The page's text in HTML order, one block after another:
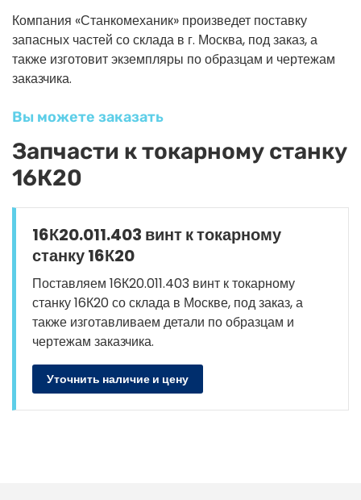
Компания «Станкомеханик» произведет поставку
запасных частей со склада в г. Москва, под заказ, а
также изготовит экземпляры по образцам и чертежам
заказчика.
Вы можете заказать
Запчасти к токарному станку
16К20
16К20.011.403 винт к токарному
станку 16К20
Поставляем 16К20.011.403 винт к токарному
станку 16К20 со склада в Москве, под заказ, а
также изготавливаем детали по образцам и
чертежам заказчика.
Уточнить наличие и цену